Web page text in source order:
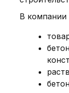
В компании